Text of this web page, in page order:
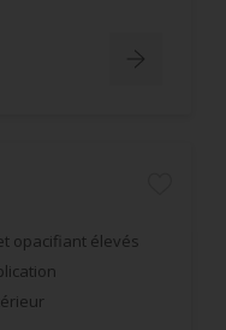
opacifiant élevés